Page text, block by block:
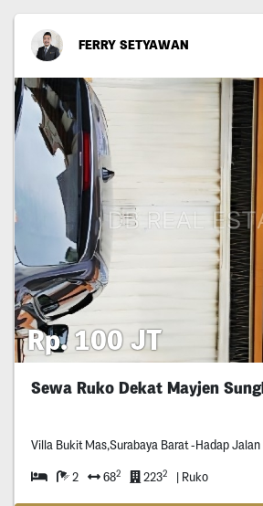
FERRY SETYAWAN
Rp. 100 JT
2 682 2232 | Ruko